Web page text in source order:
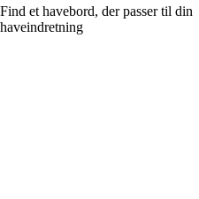
Find et havebord, der passer til din
haveindretning